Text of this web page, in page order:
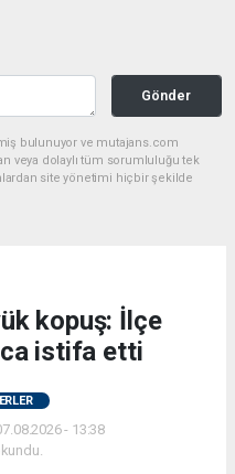
Gönder
bulunuyor ve mutajans.com
veya dolaylı tüm sorumluluğu tek
site yönetimi hiçbir şekilde
kopuş: İlçe
istifa etti
- 13:38